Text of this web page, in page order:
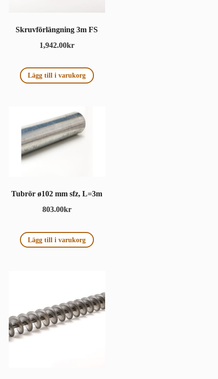
Skruvförlängning 3m FS
1,942.00kr
Lägg till i varukorg
Tubrör ø102 mm sfz, L=3m
803.00kr
Lägg till i varukorg